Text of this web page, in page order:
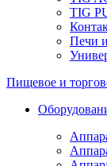
TIG
Печи
Пищевое и